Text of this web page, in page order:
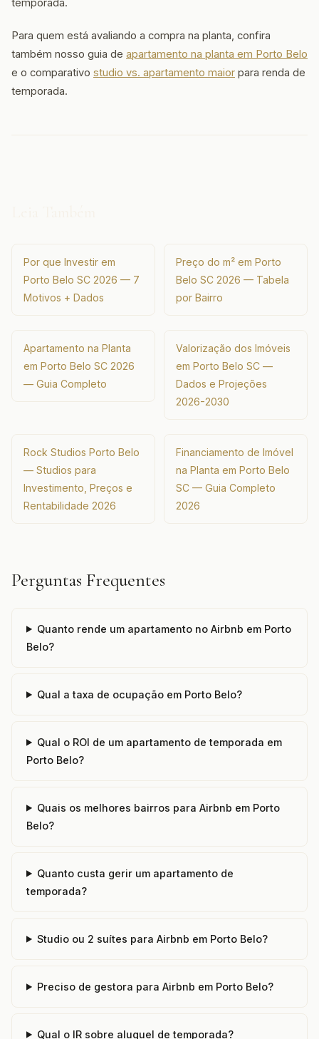
temporada.
Para quem está avaliando a compra na planta, confira
também nosso guia de apartamento na planta em Porto Belo
e o comparativo studio vs. apartamento maior para renda de
temporada.
Por que Investir em
Porto Belo SC 2026 — 7
Motivos + Dados
Preço do m² em Porto
Belo SC 2026 — Tabela
por Bairro
Apartamento na Planta
em Porto Belo SC 2026
— Guia Completo
Valorização dos Imóveis
em Porto Belo SC —
Dados e Projeções
2026-2030
Rock Studios Porto Belo
— Studios para
Investimento, Preços e
Rentabilidade 2026
Financiamento de Imóvel
na Planta em Porto Belo
SC — Guia Completo
2026
Perguntas Frequentes
Quanto rende um apartamento no Airbnb em Porto
Belo?
Qual a taxa de ocupação em Porto Belo?
Qual o ROI de um apartamento de temporada em
Porto Belo?
Quais os melhores bairros para Airbnb em Porto
Belo?
Quanto custa gerir um apartamento de
temporada?
Studio ou 2 suítes para Airbnb em Porto Belo?
Preciso de gestora para Airbnb em Porto Belo?
Qual o IR sobre aluguel de temporada?